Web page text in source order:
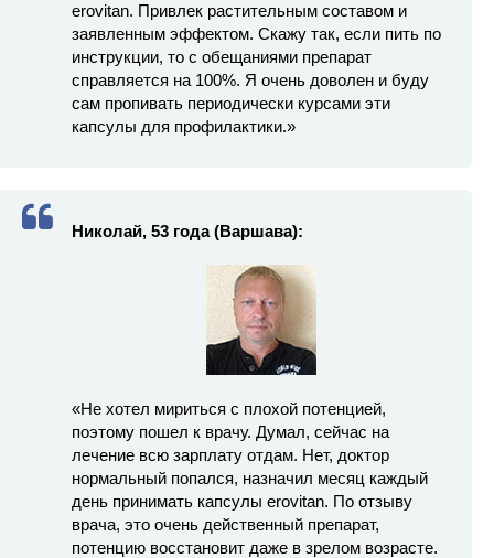
erovitan. Привлек растительным составом и
заявленным эффектом. Скажу так, если пить по
инструкции, то с обещаниями препарат
справляется на 100%. Я очень доволен и буду
сам пропивать периодически курсами эти
капсулы для профилактики.»
Николай, 53 года (Варшава):
«Не хотел мириться с плохой потенцией,
поэтому пошел к врачу. Думал, сейчас на
лечение всю зарплату отдам. Нет, доктор
нормальный попался, назначил месяц каждый
день принимать капсулы erovitan. По отзыву
врача, это очень действенный препарат,
потенцию восстановит даже в зрелом возрасте.